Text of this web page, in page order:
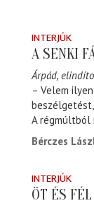
INTERJÚK
A SENKI
Árpád,
– Velem
A régmúltból
Bérczes
INTERJÚK
ÖT ÉS